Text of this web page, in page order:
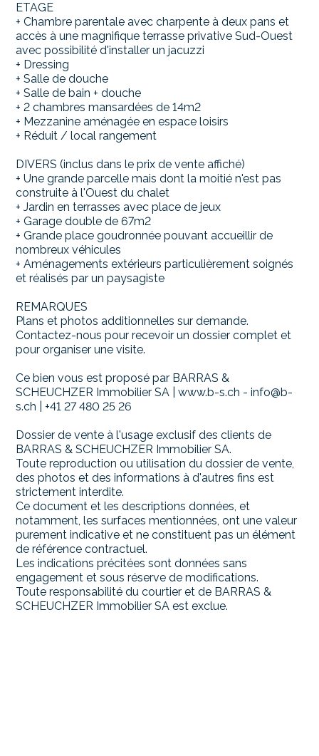
ETAGE
+ Chambre parentale avec charpente à deux pans et
accès à une magnifique terrasse privative Sud-Ouest
avec possibilité d'installer un jacuzzi
+ Dressing
+ Salle de douche
+ Salle de bain + douche
+ 2 chambres mansardées de 14m2
+ Mezzanine aménagée en espace loisirs
+ Réduit / local rangement
DIVERS (inclus dans le prix de vente affiché)
+ Une grande parcelle mais dont la moitié n'est pas
construite à l'Ouest du chalet
+ Jardin en terrasses avec place de jeux
+ Garage double de 67m2
+ Grande place goudronnée pouvant accueillir de
nombreux véhicules
+ Aménagements extérieurs particulièrement soignés
et réalisés par un paysagiste
REMARQUES
Plans et photos additionnelles sur demande.
Contactez-nous pour recevoir un dossier complet et
pour organiser une visite.
Ce bien vous est proposé par BARRAS &
SCHEUCHZER Immobilier SA | www.b-s.ch - info@b-
s.ch | +41 27 480 25 26
Dossier de vente à l'usage exclusif des clients de
BARRAS & SCHEUCHZER Immobilier SA.
Toute reproduction ou utilisation du dossier de vente,
des photos et des informations à d'autres fins est
strictement interdite.
Ce document et les descriptions données, et
notamment, les surfaces mentionnées, ont une valeur
purement indicative et ne constituent pas un élément
de référence contractuel.
Les indications précitées sont données sans
engagement et sous réserve de modifications.
Toute responsabilité du courtier et de BARRAS &
SCHEUCHZER Immobilier SA est exclue.